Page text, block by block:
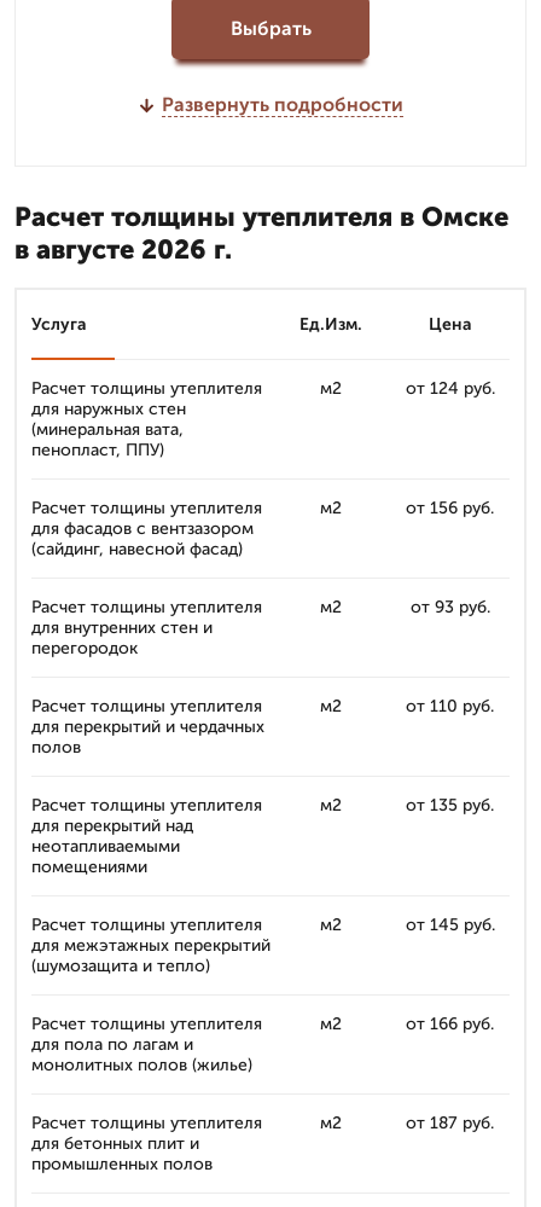
Выбрать
Развернуть подробности
Расчет толщины утеплителя в Омске
в августе 2026 г.
Услуга Ед.Изм. Цена
Расчет толщины утеплителя
для наружных стен
(минеральная вата,
пенопласт, ППУ)
м2 от 124 руб.
Расчет толщины утеплителя
для фасадов с вентзазором
(сайдинг, навесной фасад)
м2 от 156 руб.
Расчет толщины утеплителя
для внутренних стен и
перегородок
м2 от 93 руб.
Расчет толщины утеплителя
для перекрытий и чердачных
полов
м2 от 110 руб.
Расчет толщины утеплителя
для перекрытий над
неотапливаемыми
помещениями
м2 от 135 руб.
Расчет толщины утеплителя
для межэтажных перекрытий
(шумозащита и тепло)
м2 от 145 руб.
Расчет толщины утеплителя
для пола по лагам и
монолитных полов (жилье)
м2 от 166 руб.
Расчет толщины утеплителя
для бетонных плит и
промышленных полов
м2 от 187 руб.